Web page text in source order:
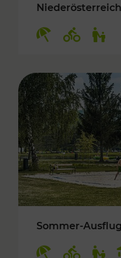
Niederösterreich
Sommer-